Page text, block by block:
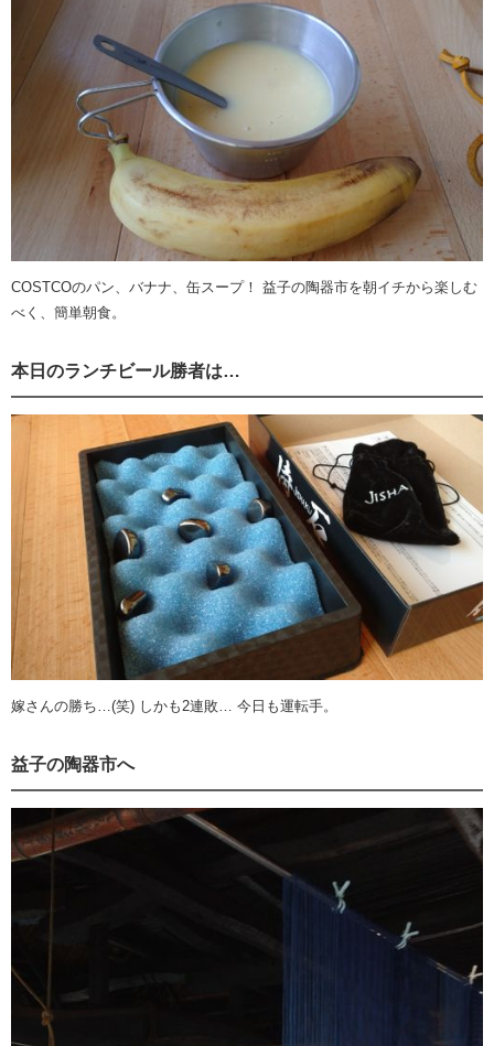
COSTCOのパン、バナナ、缶スープ！ 益子の陶器市を朝イチから楽しむ
べく、簡単朝食。
本日のランチビール勝者は…
嫁さんの勝ち…(笑) しかも2連敗… 今日も運転手。
益子の陶器市へ